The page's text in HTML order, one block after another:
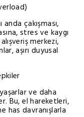
çakışması,
stres ve kaygı
merkezi,
aşırı duyusal
ve daha
Bu, el hareketleri,
has davranışlarla